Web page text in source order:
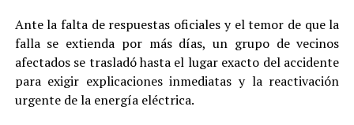
Ante la falta de respuestas oficiales y el temor de que la
falla se extienda por más días, un grupo de vecinos
afectados se trasladó hasta el lugar exacto del accidente
para exigir explicaciones inmediatas y la reactivación
urgente de la energía eléctrica.